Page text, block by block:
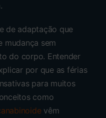
de adaptação que
mudança sem
do corpo. Entender
por que as férias
para muitos
como
vêm